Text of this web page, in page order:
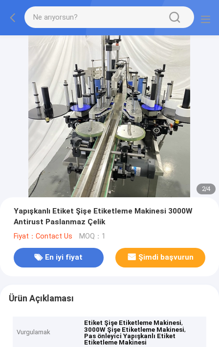
2/4
Yapışkanlı Etiket Şişe Etiketleme Makinesi 3000W
Antirust Paslanmaz Çelik
Fiyat：Contact Us MOQ：1
En iyi fiyat Şimdi başvurun
Ürün Açıklaması
Vurgulamak
Etiket Şişe Etiketleme Makinesi,
3000W Şişe Etiketleme Makinesi,
Pas önleyici Yapışkanlı Etiket
Etiketleme Makinesi